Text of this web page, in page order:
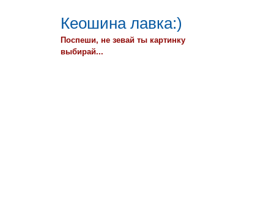
Кеошина лавка:)
Поспеши, не зевай ты картинку
выбирай...